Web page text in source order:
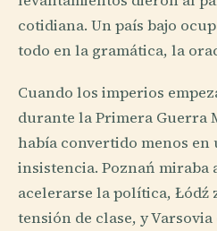
cotidiana. Un país bajo
todo en la gramática, la
Cuando los imperios
durante la Primera Guerra
había convertido menos en
insistencia. Poznań miraba
acelerarse la política, Łódź
tensión de clase, y